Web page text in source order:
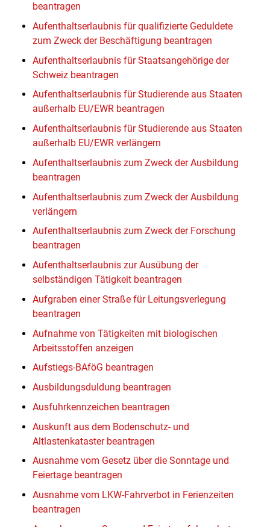
beantragen
Aufenthaltserlaubnis für qualifizierte Geduldete
zum Zweck der Beschäftigung beantragen
Aufenthaltserlaubnis für Staatsangehörige der
Schweiz beantragen
Aufenthaltserlaubnis für Studierende aus Staaten
außerhalb EU/EWR beantragen
Aufenthaltserlaubnis für Studierende aus Staaten
außerhalb EU/EWR verlängern
Aufenthaltserlaubnis zum Zweck der Ausbildung
beantragen
Aufenthaltserlaubnis zum Zweck der Ausbildung
verlängern
Aufenthaltserlaubnis zum Zweck der Forschung
beantragen
Aufenthaltserlaubnis zur Ausübung der
selbständigen Tätigkeit beantragen
Aufgraben einer Straße für Leitungsverlegung
beantragen
Aufnahme von Tätigkeiten mit biologischen
Arbeitsstoffen anzeigen
Aufstiegs-BAföG beantragen
Ausbildungsduldung beantragen
Ausfuhrkennzeichen beantragen
Auskunft aus dem Bodenschutz- und
Altlastenkataster beantragen
Ausnahme vom Gesetz über die Sonntage und
Feiertage beantragen
Ausnahme vom LKW-Fahrverbot in Ferienzeiten
beantragen